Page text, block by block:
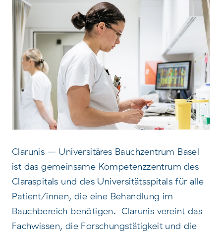
Clarunis – Universitäres Bauchzentrum Basel
ist das gemeinsame Kompetenzzentrum des
Claraspitals und des Universitätsspitals für alle
Patient/innen, die eine Behandlung im
Bauchbereich benötigen. Clarunis vereint das
Fachwissen, die Forschungstätigkeit und die